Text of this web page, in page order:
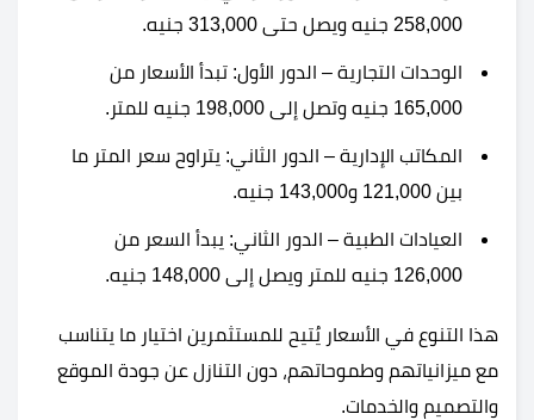
258,000 جنيه ويصل حتى 313,000 جنيه.
الوحدات التجارية – الدور الأول: تبدأ الأسعار من
165,000 جنيه وتصل إلى 198,000 جنيه للمتر.
المكاتب الإدارية – الدور الثاني: يتراوح سعر المتر ما
بين 121,000 و143,000 جنيه.
العيادات الطبية – الدور الثاني: يبدأ السعر من
126,000 جنيه للمتر ويصل إلى 148,000 جنيه.
هذا التنوع في الأسعار يُتيح للمستثمرين اختيار ما يتناسب
مع ميزانياتهم وطموحاتهم، دون التنازل عن جودة الموقع
والتصميم والخدمات.